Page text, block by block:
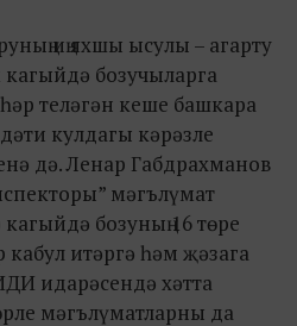
иң яхшы ысулы – агарту
бозучыларга
теләгән кеше башкара
кулдагы кәрәзле
дә. Ленар Габдрахманов
мәгълүмат
бозуның 16 төре
итәргә һәм җәзага
идарәсендә хәтта
мәгълүматларны да